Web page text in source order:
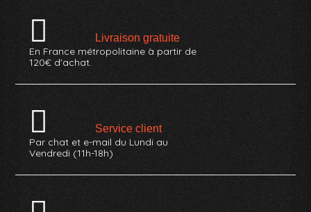
Livraison gratuite
En France métropolitaine à partir de
120€ d'achat.
Service client
Par chat et e-mail du Lundi au
Vendredi (11h-18h)